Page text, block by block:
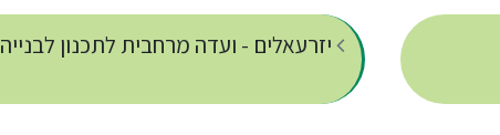
יזרעאלים - ועדה מרחבית לתכנון לבנייה